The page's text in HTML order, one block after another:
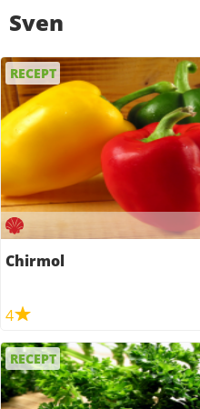
Sven
RECEPT
Chirmol
4
RECEPT